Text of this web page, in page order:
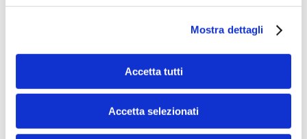
Mostra dettagli
Accetta tutti
Accetta selezionati
Banche per l'inclusione
Speciali eventi